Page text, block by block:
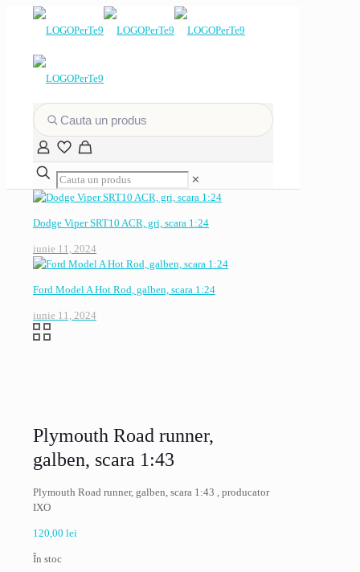
✕
Dodge Viper SRT10 ACR, gri, scara 1:24
iunie 11, 2024
Ford Model A Hot Rod, galben, scara 1:24
iunie 11, 2024
Plymouth Road runner,
galben, scara 1:43
Plymouth Road runner, galben, scara 1:43 , producator
IXO
120,00 lei
În stoc